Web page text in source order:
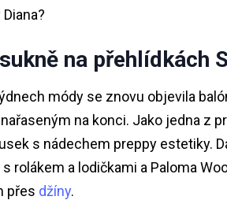
na přehlídkách
módy se znovu objevila
na konci. Jako jedna z
s nádechem preppy estetiky.
rolákem a lodičkami a Paloma
přes džíny.